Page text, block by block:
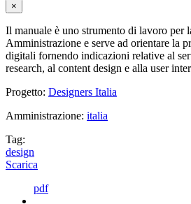
×
Il manuale è uno strumento di lavoro per
Amministrazione e serve ad orientare la
digitali fornendo indicazioni relative al
research, al content design e alla user
Progetto: Designers Italia
Amministrazione: italia
Tag:
design
Scarica
pdf